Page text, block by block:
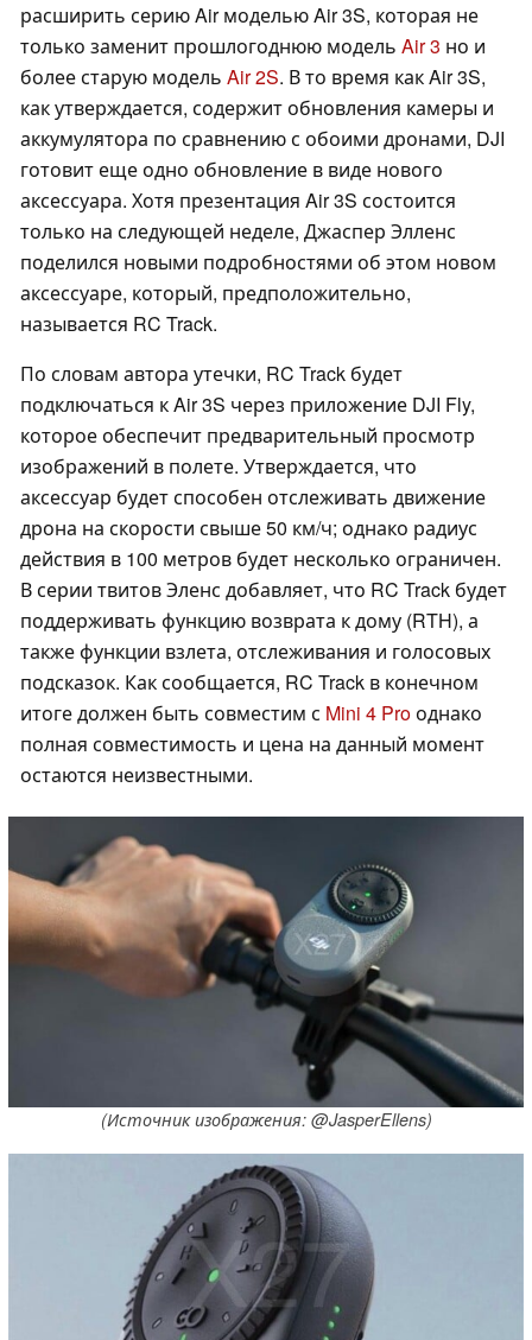
расширить серию Air моделью Air 3S, которая не
только заменит прошлогоднюю модель Air 3 но и
более старую модель Air 2S. В то время как Air 3S,
как утверждается, содержит обновления камеры и
аккумулятора по сравнению с обоими дронами, DJI
готовит еще одно обновление в виде нового
аксессуара. Хотя презентация Air 3S состоится
только на следующей неделе, Джаспер Элленс
поделился новыми подробностями об этом новом
аксессуаре, который, предположительно,
называется RC Track.
По словам автора утечки, RC Track будет
подключаться к Air 3S через приложение DJI Fly,
которое обеспечит предварительный просмотр
изображений в полете. Утверждается, что
аксессуар будет способен отслеживать движение
дрона на скорости свыше 50 км/ч; однако радиус
действия в 100 метров будет несколько ограничен.
В серии твитов Эленс добавляет, что RC Track будет
поддерживать функцию возврата к дому (RTH), а
также функции взлета, отслеживания и голосовых
подсказок. Как сообщается, RC Track в конечном
итоге должен быть совместим с Mini 4 Proоднако
полная совместимость и цена на данный момент
остаются неизвестными.
(Источник изображения: @JasperEllens)